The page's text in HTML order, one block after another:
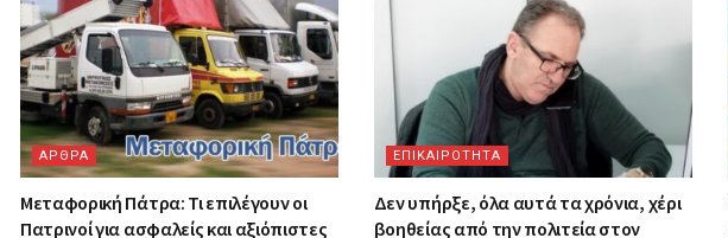
ΑΡΘΡΑ
Μεταφορική Πάτρα: Τι επιλέγουν οι
Πατρινοί για ασφαλείς και αξιόπιστες
ΕΠΙΚΑΙΡΟΤΗΤΑ
Δεν υπήρξε, όλα αυτά τα χρόνια, χέρι
βοηθείας από την πολιτεία στον